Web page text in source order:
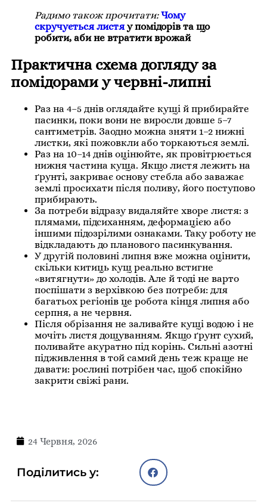
Радимо також прочитати: Чому
скручується листя у помідорів та що
робити, аби не втратити врожай
Практична схема догляду за
помідорами у червні-липні
Раз на 4–5 днів оглядайте кущі й прибирайте
пасинки, поки вони не виросли довше 5–7
сантиметрів. Заодно можна зняти 1–2 нижні
листки, які пожовкли або торкаються землі.
Раз на 10–14 днів оцінюйте, як провітрюється
нижня частина куща. Якщо листя лежить на
ґрунті, закриває основу стебла або заважає
землі просихати після поливу, його поступово
прибирають.
За потреби відразу видаляйте хворе листя: з
плямами, підсиханням, деформацією або
іншими підозрілими ознаками. Таку роботу не
відкладають до планового пасинкування.
У другій половині липня вже можна оцінити,
скільки китиць кущ реально встигне
«витягнути» до холодів. Але й тоді не варто
поспішати з верхівкою без потреби: для
багатьох регіонів це робота кінця липня або
серпня, а не червня.
Після обрізання не заливайте кущі водою і не
мочіть листя дощуванням. Якщо ґрунт сухий,
поливайте акуратно під корінь. Сильні азотні
підживлення в той самий день теж краще не
давати: рослині потрібен час, щоб спокійно
закрити свіжі рани.
24 Червня, 2026
Поділитись у: